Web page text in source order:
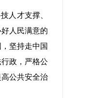
人才支撑、
人民满意的
坚持走中国
政，严格公
公共安全治